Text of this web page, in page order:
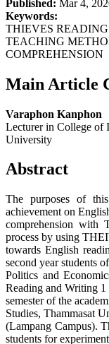
Published: Mar 4,
Keywords:
THIEVES
TEACHING
COMPREHENSION
Main Article
Varaphon Kanphon
Lecturer in College of
University
Abstract
The purposes of
achievement on
comprehension with
process by using
towards English
second year students
Politics and
Reading and Writing
semester of the
Studies, Thammasat
(Lampang Campus).
students for